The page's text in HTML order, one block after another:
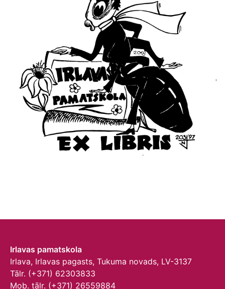
Irlavas pamatskola
Irlava, Irlavas pagasts, Tukuma novads, LV-3137
Tālr. (+371) 62303833
Mob. tālr. (+371) 26559884